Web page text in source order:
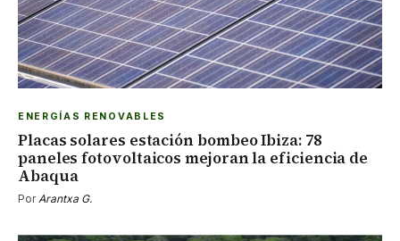
ENERGÍAS RENOVABLES
Placas solares estación bombeo Ibiza: 78
paneles fotovoltaicos mejoran la eficiencia de
Abaqua
PorArantxa G.